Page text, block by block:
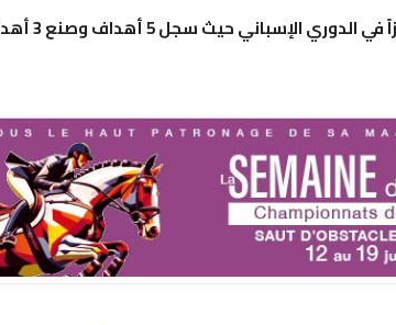
ورغم هبوط فريقه، قدم أوناحي موسماً